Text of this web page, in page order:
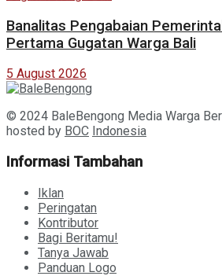
Banalitas Pengabaian
Pertama Gugatan Warga Bali
5 August 2026
© 2024 BaleBengong Media Warga
hosted by BOC Indonesia
Informasi Tambahan
Iklan
Peringatan
Kontributor
Bagi Beritamu!
Tanya Jawab
Panduan Logo